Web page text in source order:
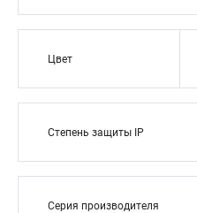
Цвет
Степень защиты IP
Серия производителя